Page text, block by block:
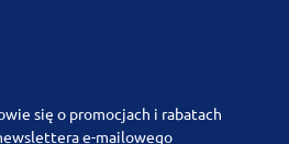
się o promocjach i rabatach
e-mailowego